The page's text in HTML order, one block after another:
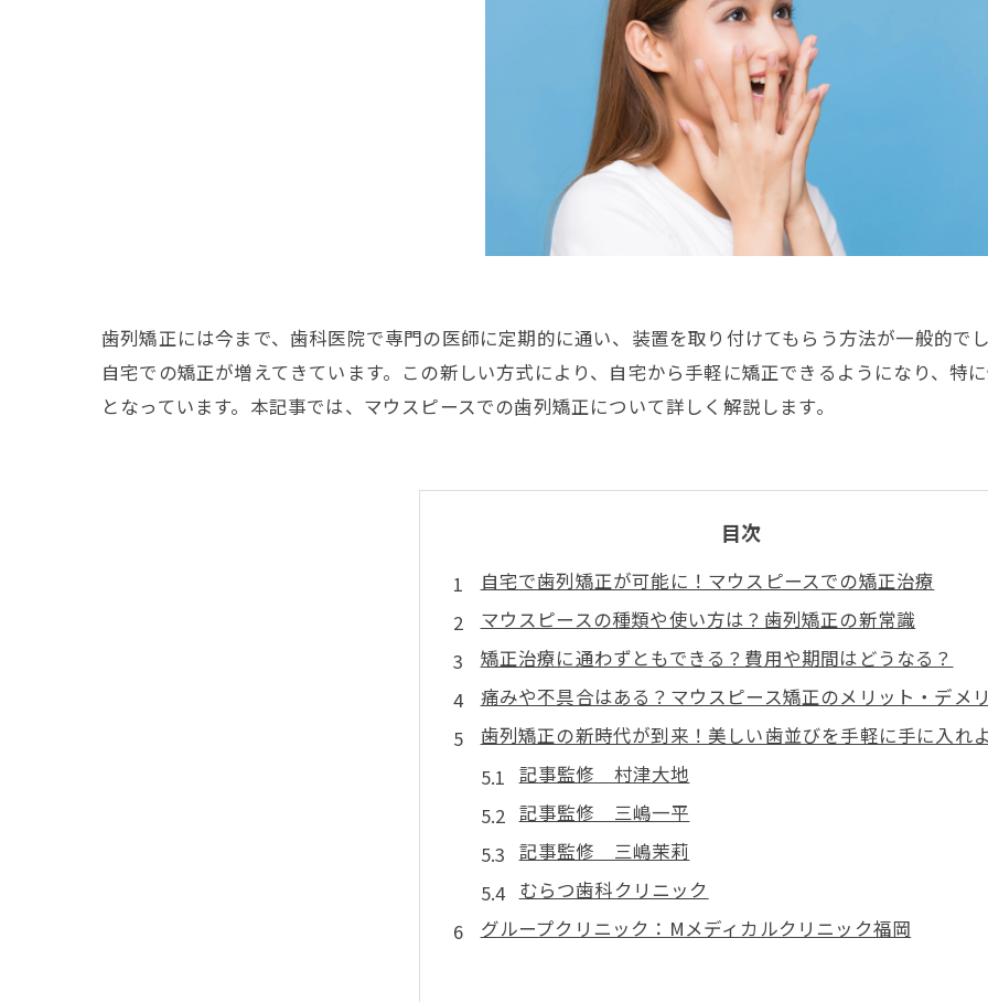
歯列矯正には今まで、歯科医院で専門の医師に定期的に通い、装置を取り付けてもらう方法が一般的で
自宅での矯正が増えてきています。この新しい方式により、自宅から手軽に矯正できるようになり、特
となっています。本記事では、マウスピースでの歯列矯正について詳しく解説します。
目次
自宅で歯列矯正が可能に！マウスピースでの矯正治療
マウスピースの種類や使い方は？歯列矯正の新常識
矯正治療に通わずともできる？費用や期間はどうなる？
痛みや不具合はある？マウスピース矯正のメリット・デメ
歯列矯正の新時代が到来！美しい歯並びを手軽に手に入れ
記事監修 村津大地
記事監修 三嶋一平
記事監修 三嶋茉莉
むらつ歯科クリニック
グループクリニック：Mメディカルクリニック福岡